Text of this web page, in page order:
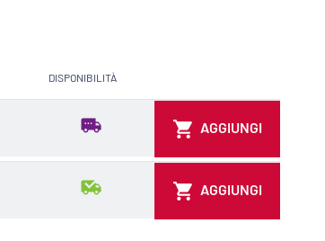
DISPONIBILITÀ
AGGIUNGI
AGGIUNGI